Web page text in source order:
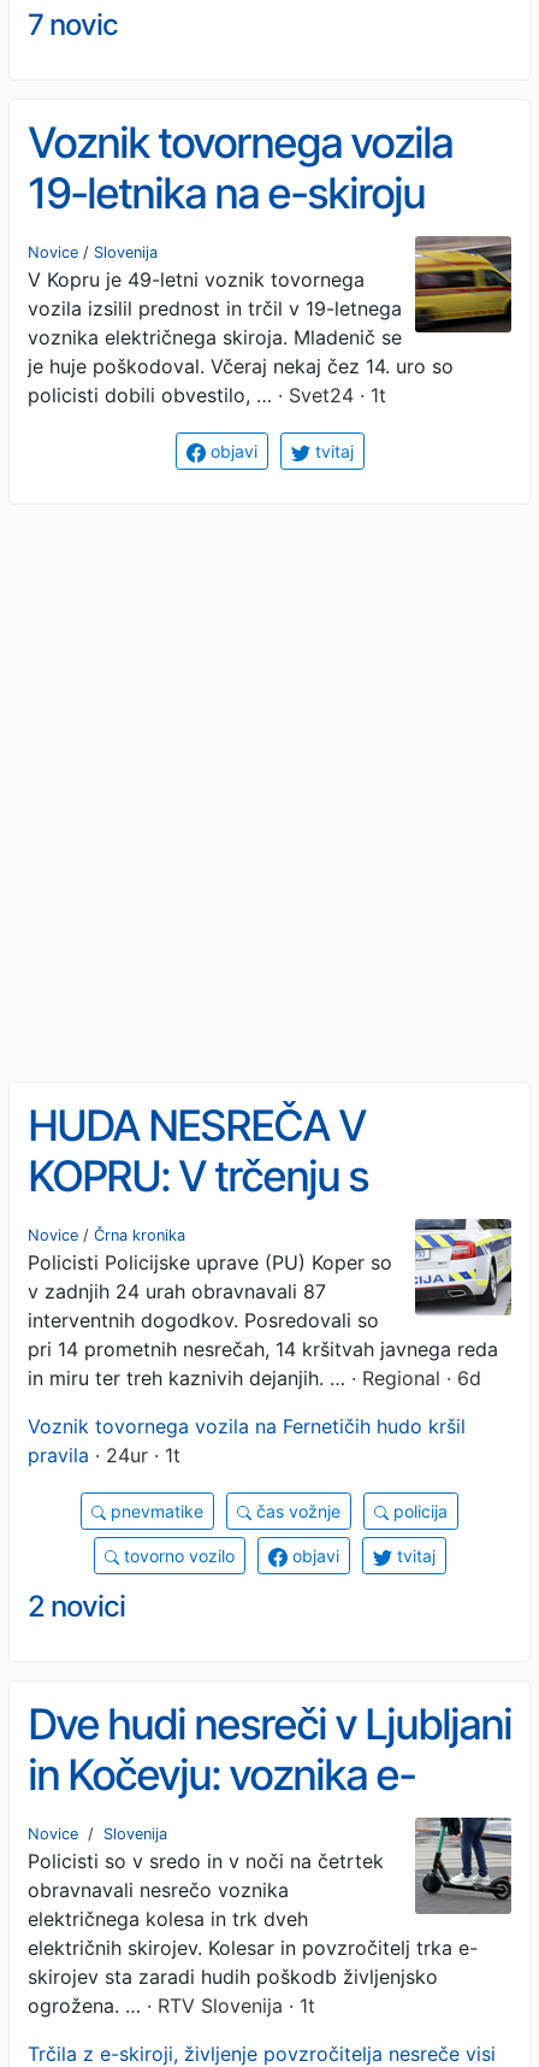
7 novic
Voznik tovornega vozila
19-letnika na e-skiroju
povozil na kolesarski stezi
Novice / Slovenija
V Kopru je 49-letni voznik tovornega
vozila izsilil prednost in trčil v 19-letnega
voznika električnega skiroja. Mladenič se
je huje poškodoval. Včeraj nekaj čez 14. uro so
policisti dobili obvestilo, … · Svet24 · 1t
objavi tvitaj
HUDA NESREČA V
KOPRU: V trčenju s
tovornjakom hudo
poškodovan 19-letni
voznik e-skiroja
Novice / Črna kronika
Policisti Policijske uprave (PU) Koper so
v zadnjih 24 urah obravnavali 87
interventnih dogodkov. Posredovali so
pri 14 prometnih nesrečah, 14 kršitvah javnega reda
in miru ter treh kaznivih dejanjih. … · Regional · 6d
Voznik tovornega vozila na Fernetičih hudo kršil
pravila · 24ur · 1t
pnevmatike čas vožnje policija
tovorno vozilo objavi tvitaj
2 novici
Dve hudi nesreči v Ljubljani
in Kočevju: voznika e-
kolesa in e-skiroja v
življenjski nevarnosti
Novice / Slovenija
Policisti so v sredo in v noči na četrtek
obravnavali nesrečo voznika
električnega kolesa in trk dveh
električnih skirojev. Kolesar in povzročitelj trka e-
skirojev sta zaradi hudih poškodb življenjsko
ogrožena. … · RTV Slovenija · 1t
Trčila z e-skiroji, življenje povzročitelja nesreče visi